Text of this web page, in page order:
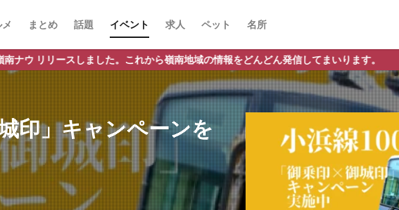
まとめ 話題 イベント 求人 ペット 名所
ました。これから嶺南地域の情報をどんどん発信してまいります。
印」キャンペーンを